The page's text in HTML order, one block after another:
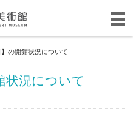
の開館状況について
状況について